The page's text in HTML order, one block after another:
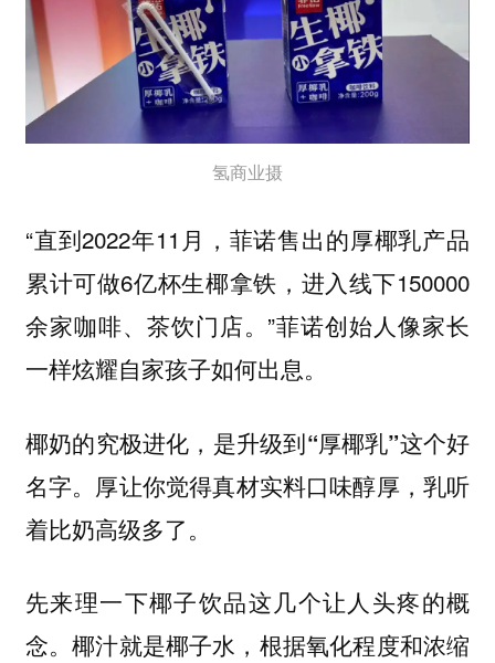
氢商业摄
“直到2022年11月，菲诺售出的厚椰乳产品
累计可做6亿杯生椰拿铁，进入线下150000
余家咖啡、茶饮门店。”菲诺创始人像家长
一样炫耀自家孩子如何出息。
椰奶的究极进化，是升级到“厚椰乳”这个好
名字。厚让你觉得真材实料口味醇厚，乳听
着比奶高级多了。
先来理一下椰子饮品这几个让人头疼的概
念。椰汁就是椰子水，根据氧化程度和浓缩